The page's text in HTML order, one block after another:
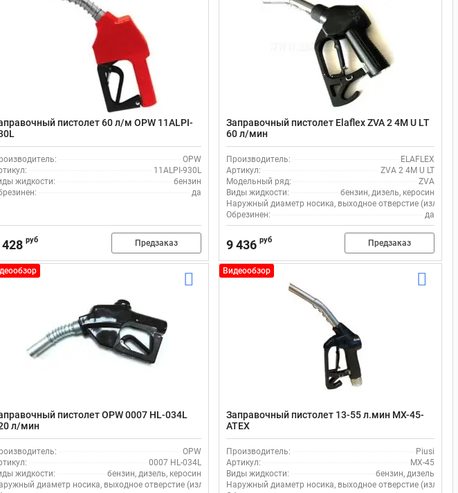
16
пистолет 60 л/м OPW 11ALPI-
OPW
11ALPI-930L
жидкости:
бензин
да
428 руб Предзаказ
Заправочный пистолет Elaflex ZVA 2 4M U LT
60 л/мин
Производитель:
ELAFLEX
Артикул:
ZVA 2 4M U LT
Модельный ряд:
ZVA
Виды жидкости:
бензин, дизель, керосин
Наружный диаметр носика, выходное отверстие (излив),
Обрезинен:
да
9 436 руб Предзаказ
пистолет OPW 0007 HL-034L
л/мин
OPW
0007 HL-034L
жидкости:
бензин, дизель, керосин
диаметр носика, выходное отверстие (излив), мм: 25
Видеообзор
Заправочный пистолет 13-55 л.мин MX-45-
ATEX
Производитель:
Piusi
Артикул:
MX-45
Виды жидкости:
бензин, дизель
Наружный диаметр носика, выходное отверстие (излив),